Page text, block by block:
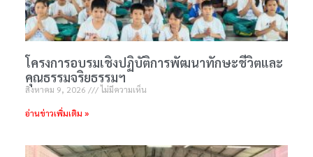
โครงการอบรมเชิงปฏิบัติการพัฒนาทักษะชีวิตและ
คุณธรรมจริยธรรมฯ
สิงหาคม 9, 2026 ไม่มีความเห็น
อ่านข่าวเพิ่มเติม »